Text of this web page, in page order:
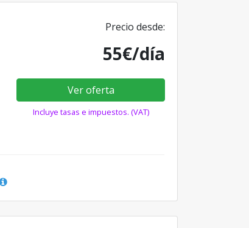
Precio desde:
55€/día
Ver oferta
Incluye tasas e impuestos. (VAT)